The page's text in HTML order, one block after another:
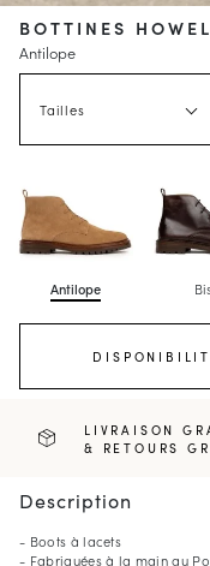
BOTTINES
Antilope
Tailles
Antilope
LIVRAISON
& RETOURS
Description
- Boots à lacets
- Fabriquées à la main au